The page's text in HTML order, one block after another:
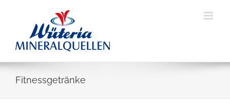
Fitnessgetränke